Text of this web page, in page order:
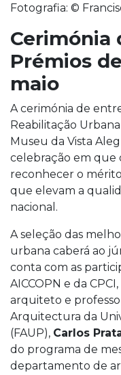
Fotografia: ©
Cerimónia
Prémios
maio
A cerimónia de
Reabilitação
Museu da Vista
celebração em que
reconhecer o
que elevam a
nacional.
A seleção das
urbana caberá ao
conta com as
AICCOPN e da CPCI,
arquiteto e
Arquitectura da
(FAUP), Carlos
do programa de
departamento de